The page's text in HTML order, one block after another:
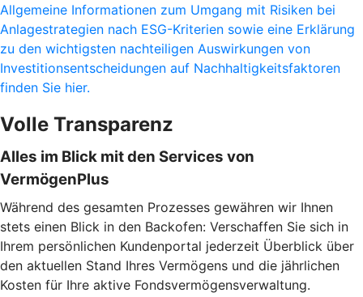
Allgemeine Informationen zum Umgang mit Risiken bei
Anlagestrategien nach ESG-Kriterien sowie eine Erklärung
zu den wichtigsten nachteiligen Auswirkungen von
Investitionsentscheidungen auf Nachhaltigkeitsfaktoren
finden Sie hier.
Volle Transparenz
Alles im Blick mit den Services von
VermögenPlus
Während des gesamten Prozesses gewähren wir Ihnen
stets einen Blick in den Backofen: Verschaffen Sie sich in
Ihrem persönlichen Kundenportal jederzeit Überblick über
den aktuellen Stand Ihres Vermögens und die jährlichen
Kosten für Ihre aktive Fondsvermögensverwaltung.